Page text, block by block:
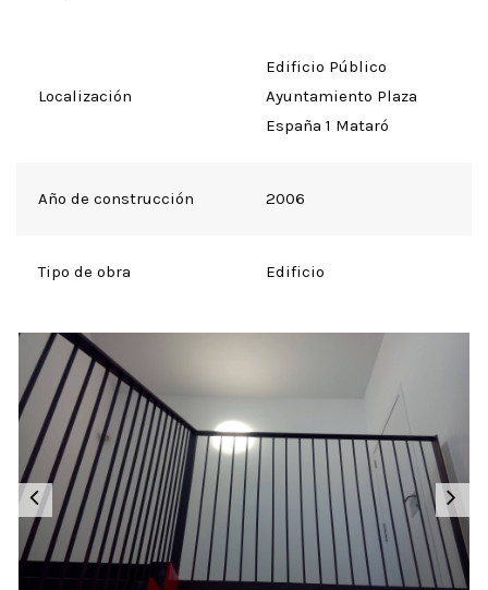
Localización
Edificio Público
Ayuntamiento Plaza
España 1 Mataró
Año de construcción 2006
Tipo de obra Edificio